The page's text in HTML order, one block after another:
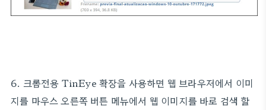
6. 크롬전용 TinEye 확장을 사용하면 웹 브라우저에서 이미
지를 마우스 오른쪽 버튼 메뉴에서 웹 이미지를 바로 검색 할